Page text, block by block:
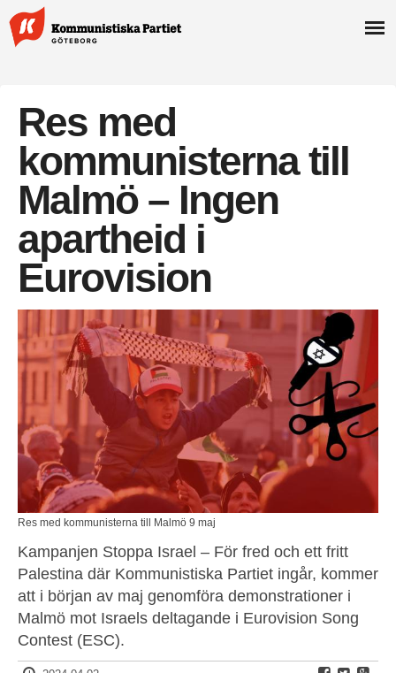
Res med
kommunisterna till
Malmö – Ingen
apartheid i
Eurovision
Res med kommunisterna till Malmö 9 maj
Kampanjen Stoppa Israel – För fred och ett fritt
Palestina där Kommunistiska Partiet ingår, kommer
att i början av maj genomföra demonstrationer i
Malmö mot Israels deltagande i Eurovision Song
Contest (ESC).